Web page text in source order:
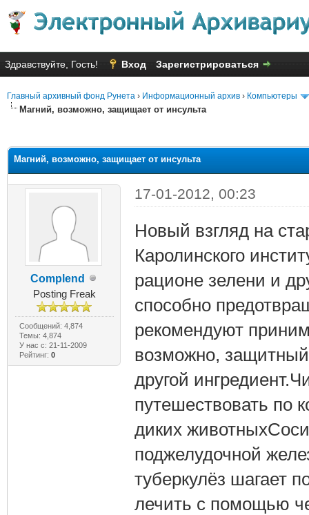
Здравствуйте, Гость! Вход Зарегистрироваться
Главный архивный фонд Рунета › Информационный архив › Компьютеры
Магний, возможно, защищает от инсульта
Магний, возможно, защищает от инсульта
Complend
Posting Freak
Сообщений: 4,874
Темы: 4,874
У нас с: 21-11-2009
Рейтинг: 0
17-01-2012, 00:23
Новый взгляд на
Каролинского
рационе зелени и
способно
рекомендуют
возможно,
другой
путешествовать по
диких
поджелудочной
туберкулёз шагает
лечить с помощью